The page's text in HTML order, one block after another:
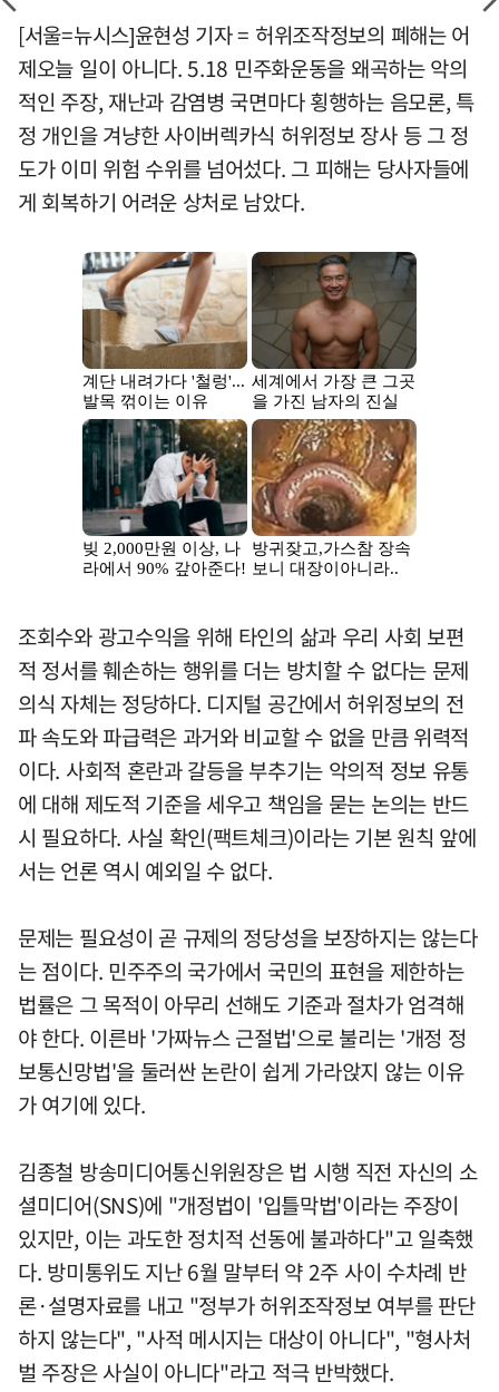
[서울=뉴시스]윤현성 기자 = 허위조작정보의 폐해는 어
제오늘 일이 아니다. 5.18 민주화운동을 왜곡하는 악의
적인 주장, 재난과 감염병 국면마다 횡행하는 음모론, 특
정 개인을 겨냥한 사이버렉카식 허위정보 장사 등 그 정
도가 이미 위험 수위를 넘어섰다. 그 피해는 당사자들에
게 회복하기 어려운 상처로 남았다.
조회수와 광고수익을 위해 타인의 삶과 우리 사회 보편
적 정서를 훼손하는 행위를 더는 방치할 수 없다는 문제
의식 자체는 정당하다. 디지털 공간에서 허위정보의 전
파 속도와 파급력은 과거와 비교할 수 없을 만큼 위력적
이다. 사회적 혼란과 갈등을 부추기는 악의적 정보 유통
에 대해 제도적 기준을 세우고 책임을 묻는 논의는 반드
시 필요하다. 사실 확인(팩트체크)이라는 기본 원칙 앞에
서는 언론 역시 예외일 수 없다.
문제는 필요성이 곧 규제의 정당성을 보장하지는 않는다
는 점이다. 민주주의 국가에서 국민의 표현을 제한하는
법률은 그 목적이 아무리 선해도 기준과 절차가 엄격해
야 한다. 이른바 '가짜뉴스 근절법'으로 불리는 '개정 정
보통신망법'을 둘러싼 논란이 쉽게 가라앉지 않는 이유
가 여기에 있다.
김종철 방송미디어통신위원장은 법 시행 직전 자신의 소
셜미디어(SNS)에 "개정법이 '입틀막법'이라는 주장이
있지만, 이는 과도한 정치적 선동에 불과하다"고 일축했
다. 방미통위도 지난 6월 말부터 약 2주 사이 수차례 반
론·설명자료를 내고 "정부가 허위조작정보 여부를 판단
하지 않는다", "사적 메시지는 대상이 아니다", "형사처
벌 주장은 사실이 아니다"라고 적극 반박했다.